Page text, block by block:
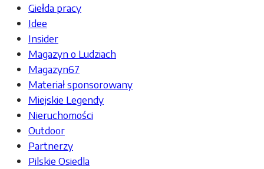
Giełda pracy
Idee
Insider
Magazyn o Ludziach
Magazyn67
Materiał sponsorowany
Miejskie Legendy
Nieruchomości
Outdoor
Partnerzy
Pilskie Osiedla